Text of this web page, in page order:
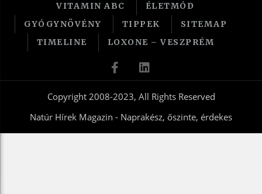
VITAMIN ABC
ÉLETMÓD
GYÓGYNÖVÉNY
TIPPEK
SITEMAP
TIMELINE
LOXONE – VESZPRÉM
Copyright 2008-2023, All Rights Reserved
Natúr Hírek Magazin - Naprakész, őszinte, érdekes